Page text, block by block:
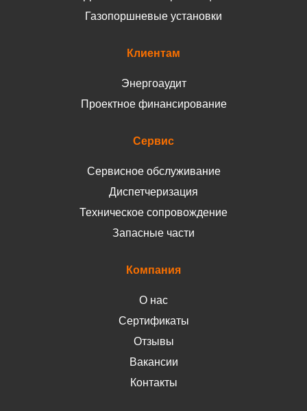
Газопоршневые установки
Клиентам
Энергоаудит
Проектное финансирование
Сервис
Сервисное обслуживание
Диспетчеризация
Техническое сопровождение
Запасные части
Компания
О нас
Сертификаты
Отзывы
Вакансии
Контакты